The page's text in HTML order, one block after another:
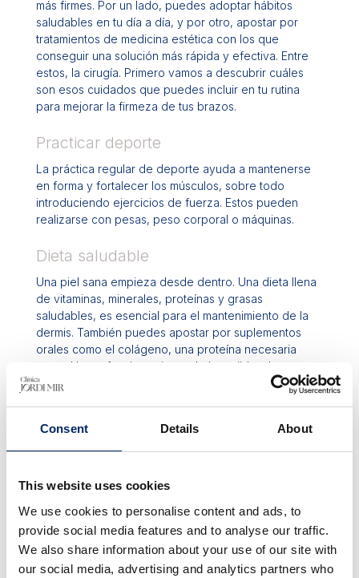
Consent Details About
This website uses cookies
We use cookies to personalise content and ads, to
provide social media features and to analyse our traffic.
We also share information about your use of our site with
our social media, advertising and analytics partners who
más firmes. Por un lado, puedes adoptar hábitos
saludables en tu día a día, y por otro, apostar por
tratamientos de medicina estética con los que
conseguir una solución más rápida y efectiva. Entre
estos, la cirugía. Primero vamos a descubrir cuáles
son esos cuidados que puedes incluir en tu rutina
para mejorar la firmeza de tus brazos.
Practicar deporte
La práctica regular de deporte ayuda a mantenerse
en forma y fortalecer los músculos, sobre todo
introduciendo ejercicios de fuerza. Estos pueden
realizarse con pesas, peso corporal o máquinas.
Dieta saludable
Una piel sana empieza desde dentro. Una dieta llena
de vitaminas, minerales, proteínas y grasas
saludables, es esencial para el mantenimiento de la
dermis. También puedes apostar por suplementos
orales como el colágeno, una proteína necesaria
para el buen funcionamiento de los tejidos, las
articulaciones y los huesos. Pues la pérdida de
Aplicar cremas reafirmantes
Aunque las cremas reafirmantes por sí solas, no son
brazos más firmes, deberás cuidarte de forma global.
Este tipo de cremas estimulan la producción de
colágeno y elastina, lo que ayuda a mantener la piel
hidratada, elástica y tersa.